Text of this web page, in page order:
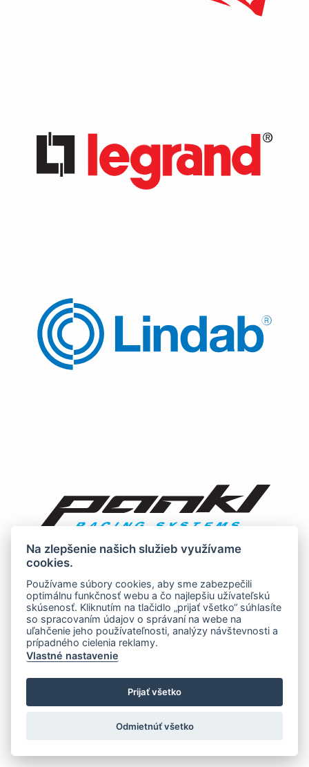
Na zlepšenie našich služieb využívame
cookies.
Používame súbory cookies, aby sme zabezpečili
optimálnu funkčnosť webu a čo najlepšiu užívateľskú
skúsenosť. Kliknutím na tlačidlo „prijať všetko“ súhlasíte
so spracovaním údajov o správaní na webe na
uľahčenie jeho používateľnosti, analýzy návštevnosti a
prípadného cielenia reklamy.
Vlastné nastavenie
Prijať všetko
Odmietnúť všetko